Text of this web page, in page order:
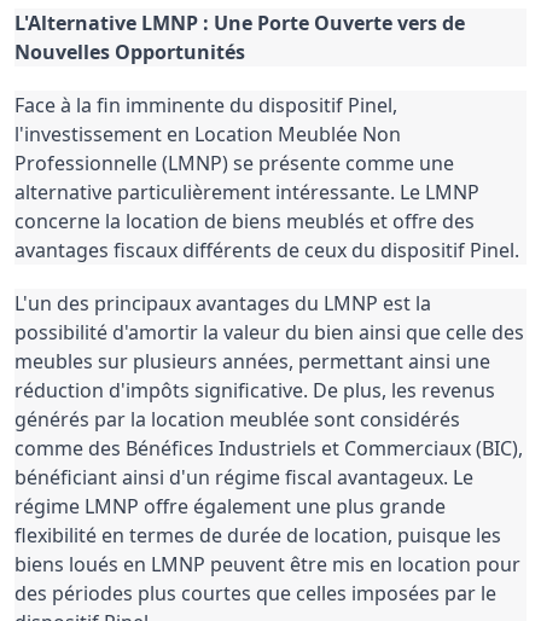
L'Alternative LMNP : Une Porte Ouverte vers de
Nouvelles Opportunités
Face à la fin imminente du dispositif Pinel,
l'investissement en Location Meublée Non
Professionnelle (LMNP) se présente comme une
alternative particulièrement intéressante. Le LMNP
concerne la location de biens meublés et offre des
avantages fiscaux différents de ceux du dispositif Pinel.
L'un des principaux avantages du LMNP est la
possibilité d'amortir la valeur du bien ainsi que celle des
meubles sur plusieurs années, permettant ainsi une
réduction d'impôts significative. De plus, les revenus
générés par la location meublée sont considérés
comme des Bénéfices Industriels et Commerciaux (BIC),
bénéficiant ainsi d'un régime fiscal avantageux. Le
régime LMNP offre également une plus grande
flexibilité en termes de durée de location, puisque les
biens loués en LMNP peuvent être mis en location pour
des périodes plus courtes que celles imposées par le